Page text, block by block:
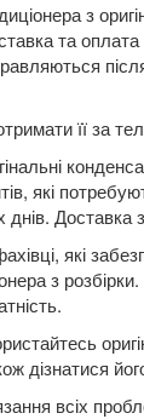
з
та
її за
які
Доставка
які
з
дізнатися
всіх